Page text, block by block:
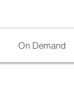
On Demand